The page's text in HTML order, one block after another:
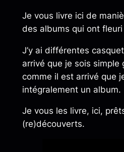
Je vous livre ici de
des albums qui ont
J’y ai différentes
arrivé que je sois simple
comme il est arrivé que
intégralement un album.
Je vous les livre, ici,
(re)découverts.